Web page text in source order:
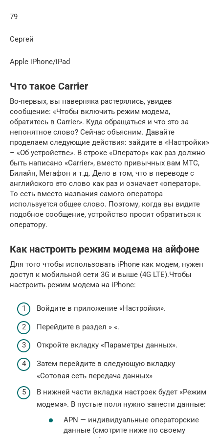
79
Сергей
Apple iPhone/iPad
Что такое Carrier
Во-первых, вы наверняка растерялись, увидев
сообщение: «Чтобы включить режим модема,
обратитесь в Carrier». Куда обращаться и что это за
непонятное слово? Сейчас объясним. Давайте
проделаем следующие действия: зайдите в «Настройки»
– «Об устройстве». В строке «Оператор» как раз должно
быть написано «Carrier», вместо привычных вам МТС,
Билайн, Мегафон и т.д. Дело в том, что в переводе с
английского это слово как раз и означает «оператор».
То есть вместо названия самого оператора
используется общее слово. Поэтому, когда вы видите
подобное сообщение, устройство просит обратиться к
оператору.
Как настроить режим модема на айфоне
Для того чтобы использовать iPhone как модем, нужен
доступ к мобильной сети 3G и выше (4G LTE).Чтобы
настроить режим модема на iPhone:
Войдите в приложение «Настройки».
Перейдите в раздел » «.
Откройте вкладку «Параметры данных».
Затем перейдите в следующую вкладку
«Сотовая сеть передача данных»
В нижней части вкладки настроек будет «Режим
модема». В пустые поля нужно занести данные:
APN — индивидуальные операторские
данные (смотрите ниже по своему